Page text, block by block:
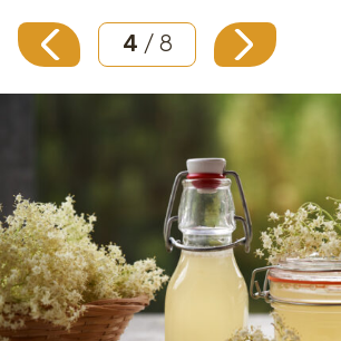
4 / 8